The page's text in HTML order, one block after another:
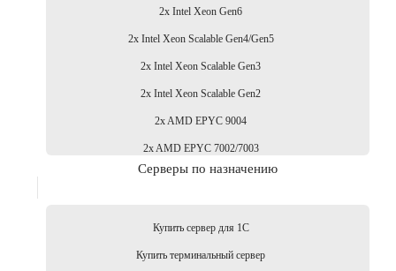
2x Intel Xeon Gen6
2x Intel Xeon Scalable Gen4/Gen5
2x Intel Xeon Scalable Gen3
2x Intel Xeon Scalable Gen2
2x AMD EPYC 9004
2x AMD EPYC 7002/7003
Серверы по назначению
Купить сервер для 1С
Купить терминальный сервер